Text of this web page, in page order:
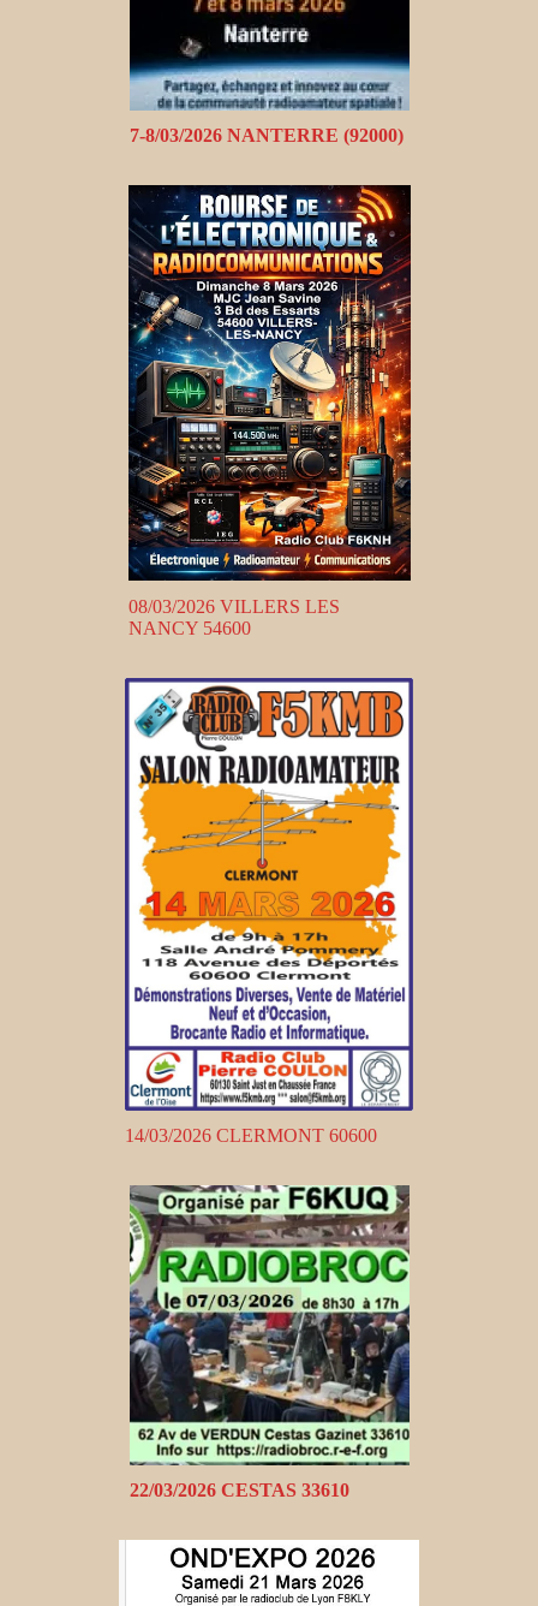
7-8/03/2026 NANTERRE (92000)
08/03/2026 VILLERS LES
NANCY 54600
14/03/2026 CLERMONT 60600
22/03/2026 CESTAS 33610